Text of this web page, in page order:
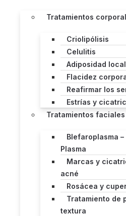
Tratamientos
Criolipólisis
Celulitis
Adiposidad
Flacidez
Reafirmar los
Estrías y
Tratamientos faciales
Blefaroplasma –
Plasma
Marcas y
acné
Rosácea y
Tratamiento de
textura